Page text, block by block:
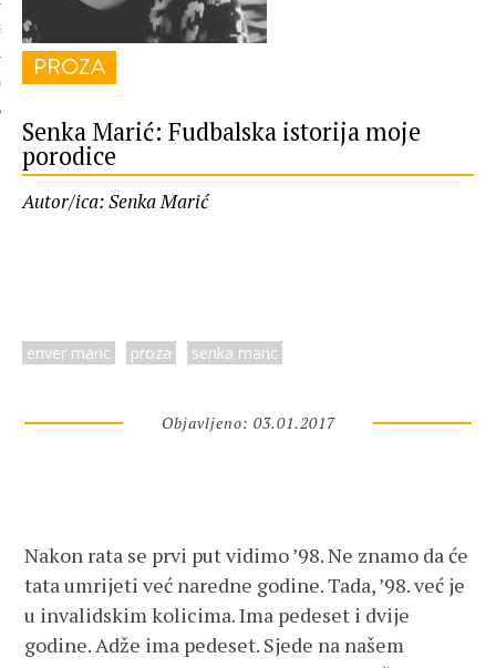
PROZA
Senka Marić: Fudbalska istorija moje
porodice
Autor/ica: Senka Marić
enver maric proza senka maric
Objavljeno: 03.01.2017
Nakon rata se prvi put vidimo ’98. Ne znamo da će
tata umrijeti već naredne godine. Tada, ’98. već je
u invalidskim kolicima. Ima pedeset i dvije
godine. Adže ima pedeset. Sjede na našem